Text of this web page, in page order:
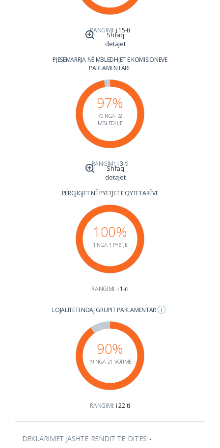
RANGIMI: i 15-ti
Shfaq
detajet
PJESËMARRJA NË MBLEDHJET E KOMISIONEVE
PARLAMENTARE
97%
70 NGA 72
MBLEDHJE
RANGIMI: i 3-ti
Shfaq
detajet
PËRGJIGJET NË PYETJET E QYTETARËVE
100%
1 NGA 1 PYETJE
RANGIMI: i 1-ri
LOJALITETI NDAJ GRUPIT PARLAMENTAR
90%
19 NGA 21 VOTIME
RANGIMI: i 22-ti
DEKLARIMET JASHTË RENDIT TË DITËS -